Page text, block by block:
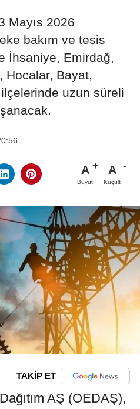
Mayıs 2026
bakım ve tesis
İhsaniye, Emirdağ,
Hocalar, Bayat,
uzun süreli
A
Büyüt
A
Küçült
TAKİP ET
AŞ (OEDAŞ),